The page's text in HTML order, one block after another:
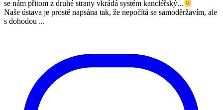
se nám přitom z druhé strany vkrádá systém kancléřský...
Naše ústava je prostě napsána tak, že nepočítá se samoděržavím, ale
s dohodou ...